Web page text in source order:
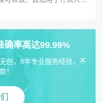
确率高达99.99%
创，8年专业服务经验，不
！